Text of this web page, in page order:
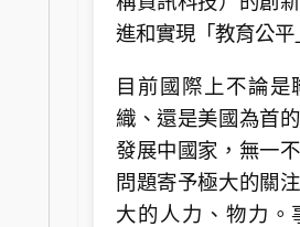
進和實現「教育公平
目前國際上不論是
織、還是美國為首
發展中國家，無一
問題寄予極大的關
大的人力、物力。